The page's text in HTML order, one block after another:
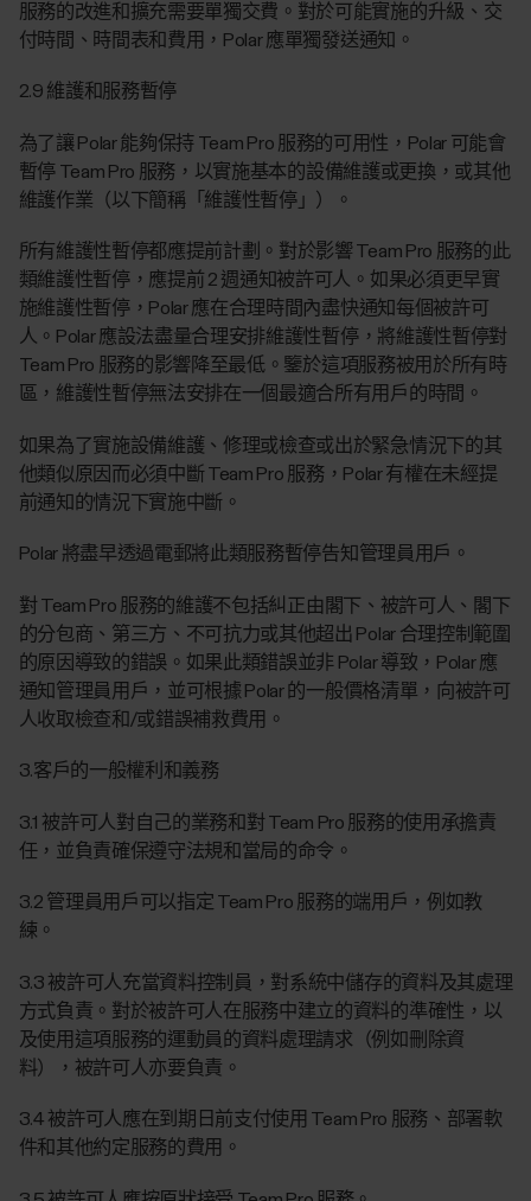
服務的改進和擴充需要單獨交費。對於可能實施的升級、交
付時間、時間表和費用，Polar 應單獨發送通知。
2.9 維護和服務暫停
為了讓 Polar 能夠保持 Team Pro 服務的可用性，Polar 可能會
暫停 Team Pro 服務，以實施基本的設備維護或更換，或其他
維護作業（以下簡稱「維護性暫停」）。
所有維護性暫停都應提前計劃。對於影響 Team Pro 服務的此
類維護性暫停，應提前 2 週通知被許可人。如果必須更早實
施維護性暫停，Polar 應在合理時間內盡快通知每個被許可
人。Polar 應設法盡量合理安排維護性暫停，將維護性暫停對
Team Pro 服務的影響降至最低。鑒於這項服務被用於所有時
區，維護性暫停無法安排在一個最適合所有用戶的時間。
如果為了實施設備維護、修理或檢查或出於緊急情況下的其
他類似原因而必須中斷 Team Pro 服務，Polar 有權在未經提
前通知的情況下實施中斷。
Polar 將盡早透過電郵將此類服務暫停告知管理員用戶。
對 Team Pro 服務的維護不包括糾正由閣下、被許可人、閣下
的分包商、第三方、不可抗力或其他超出 Polar 合理控制範圍
的原因導致的錯誤。如果此類錯誤並非 Polar 導致，Polar 應
通知管理員用戶，並可根據 Polar 的一般價格清單，向被許可
人收取檢查和/或錯誤補救費用。
3.客戶的一般權利和義務
3.1 被許可人對自己的業務和對 Team Pro 服務的使用承擔責
任，並負責確保遵守法規和當局的命令。
3.2 管理員用戶可以指定 Team Pro 服務的端用戶，例如教
練。
3.3 被許可人充當資料控制員，對系統中儲存的資料及其處理
方式負責。對於被許可人在服務中建立的資料的準確性，以
及使用這項服務的運動員的資料處理請求（例如刪除資
料），被許可人亦要負責。
3.4 被許可人應在到期日前支付使用 Team Pro 服務、部署軟
件和其他約定服務的費用。